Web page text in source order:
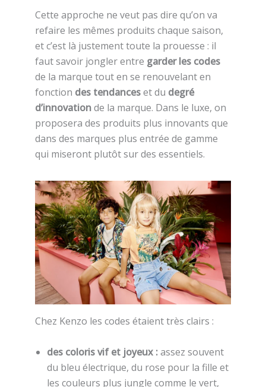
Cette approche ne veut pas dire qu’on va
refaire les mêmes produits chaque saison,
et c’est là justement toute la prouesse : il
faut savoir jongler entre garder les codes
de la marque tout en se renouvelant en
fonction des tendanceset du degré
d’innovationde la marque. Dans le luxe, on
proposera des produits plus innovants que
dans des marques plus entrée de gamme
qui miseront plutôt sur des essentiels.
Chez Kenzo les codes étaient très clairs :
des coloris vif et joyeux :assez souvent
du bleu électrique, du rose pour la fille et
les couleurs plus jungle comme le vert,